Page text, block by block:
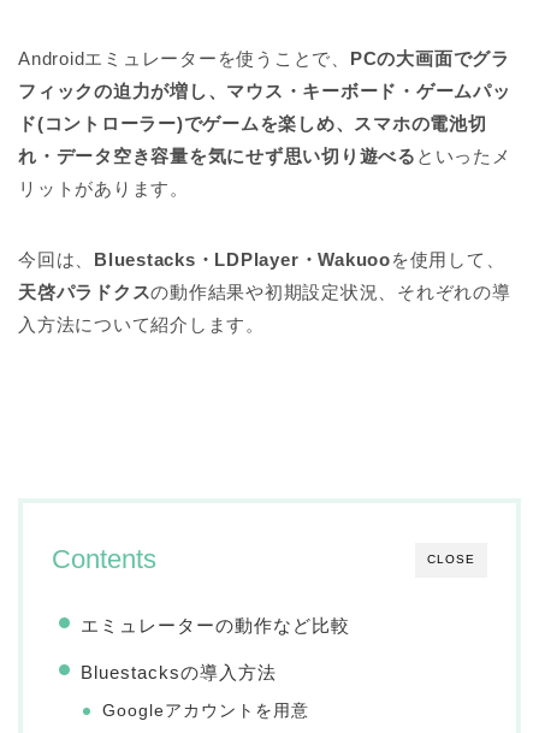
Androidエミュレーターを使うことで、 PCの大画面でグラ
フィックの迫力が増し、マウス・キーボード・ゲームパッ
ド(コントローラー)でゲームを楽しめ、スマホの電池切
れ・データ空き容量を気にせず思い切り遊べる といったメ
リットがあります。
今回は、 Bluestacks・ LDPlayer・Wakuooを使用して、
天啓パラドクスの動作結果や初期設定状況、それぞれの導
入方法について紹介します。
CLOSE
Contents
エミュレーターの動作など比較
Bluestacksの導入方法
Googleアカウントを用意